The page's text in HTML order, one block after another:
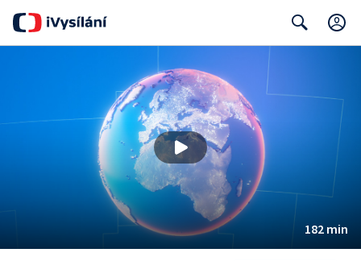
182 min